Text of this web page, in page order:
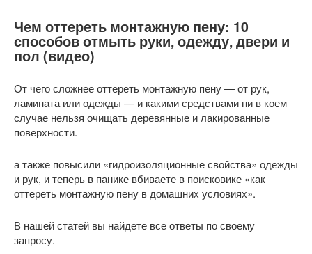
Чем оттереть монтажную пену: 10
способов отмыть руки, одежду, двери и
пол (видео)
От чего сложнее оттереть монтажную пену — от рук,
ламината или одежды — и какими средствами ни в коем
случае нельзя очищать деревянные и лакированные
поверхности.
а также повысили «гидроизоляционные свойства» одежды
и рук, и теперь в панике вбиваете в поисковике «как
оттереть монтажную пену в домашних условиях».
В нашей статей вы найдете все ответы по своему
запросу.